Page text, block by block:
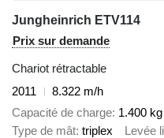
Jungheinrich ETV114
Prix sur demande
Chariot rétractable
2011
8.322 m/h
Capacité de charge 1.400 kg
Type de mât triplex Levée